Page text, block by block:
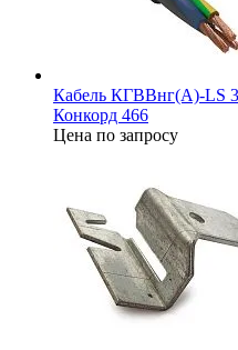
Кабель КГВВнг(А)-LS
Конкорд 466
Цена по запросу